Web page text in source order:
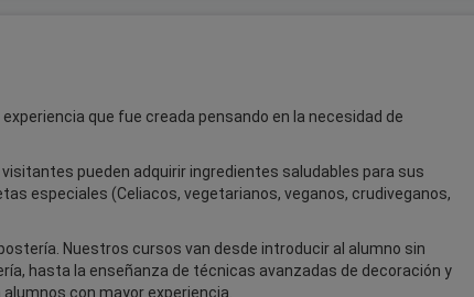
que fue creada pensando en la necesidad de
pueden adquirir ingredientes saludables para sus
especiales (Celiacos, vegetarianos, veganos, crudiveganos,
Nuestros cursos van desde introducir al alumno sin
hasta la enseñanza de técnicas avanzadas de decoración y
con mayor experiencia.